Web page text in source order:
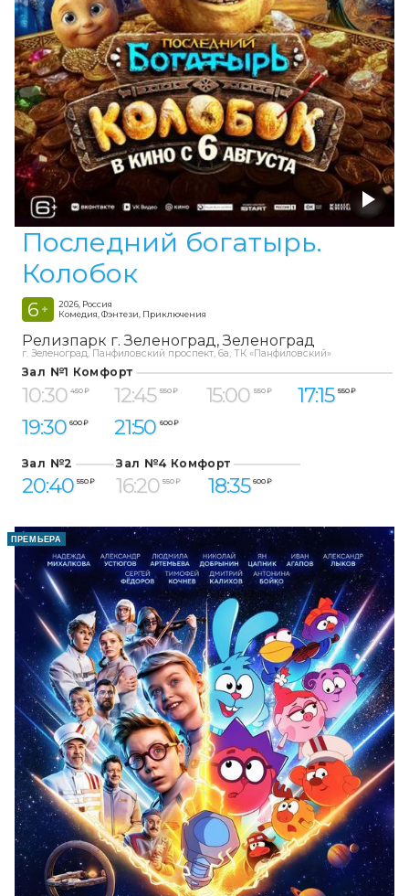
Последний богатырь.
Колобок
6 +
2026, Россия
Комедия, Фэнтези, Приключения
Релизпарк г. Зеленоград Зеленоград
г. Зеленоград, Панфиловский проспект, 6а, ТК «Панфиловский»
Зал №1 Комфорт
10:30 450 ₽ 12:45 550 ₽ 15:00 550 ₽ 17:15 550 ₽
19:30 600 ₽ 21:50 600 ₽
Зал №2
20:40 550 ₽
Зал №4 Комфорт
16:20 550 ₽ 18:35 600 ₽
ПРЕМЬЕРА